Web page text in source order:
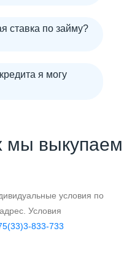
ставка по займу?
я могу
мы выкупаем
условия по
Условия
833-733